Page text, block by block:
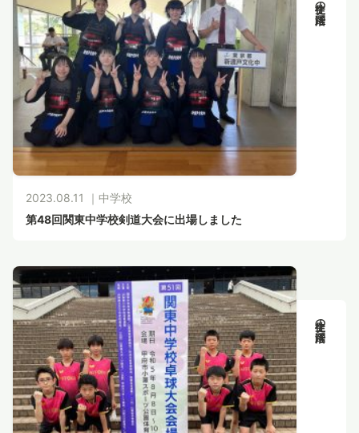
2023.08.11 ｜ 中学校
第48回関東中学校剣道大会に出場しました
生徒の活躍